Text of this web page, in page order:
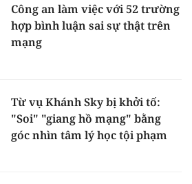
Công an làm việc với 52 trường
hợp bình luận sai sự thật trên
mạng
Từ vụ Khánh Sky bị khởi tố:
"Soi" "giang hồ mạng" bằng
góc nhìn tâm lý học tội phạm